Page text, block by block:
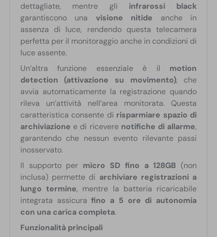
dettagliate, mentre gli infrarossi black
garantiscono una visione nitide anche in
assenza di luce, rendendo questa telecamera
perfetta per il monitoraggio anche in condizioni di
luce assente.
Un’altra funzione essenziale è il motion
detection (attivazione su movimento), che
avvia automaticamente la registrazione quando
rileva un’attività nell’area monitorata. Questa
caratteristica consente di risparmiare spazio di
archiviazione e di ricevere notifiche di allarme,
garantendo che nessun evento rilevante passi
inosservato.
Il supporto per micro SD fino a 128GB (non
inclusa) permette di archiviare registrazioni a
lungo termine, mentre la batteria ricaricabile
integrata assicurafino a 5 ore di autonomia
con una carica completa.
Funzionalità principali